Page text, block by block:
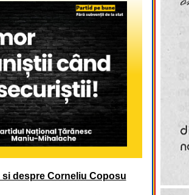
si despre Corneliu Coposu